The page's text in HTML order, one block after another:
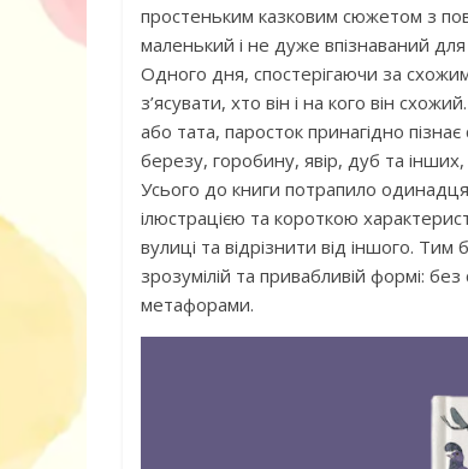
простеньким казковим сюжетом з
маленький і не дуже впізнаваний
Одного дня, спостерігаючи за
з’ясувати, хто він і на кого він
або тата, паросток принагідно пізнає
березу, горобину, явір, дуб та
Усього до книги потрапило
ілюстрацією та короткою
вулиці та відрізнити від іншого.
зрозумілій та привабливій формі:
метафорами.